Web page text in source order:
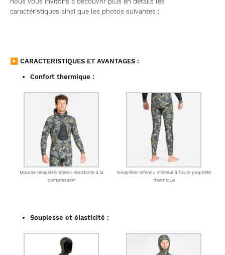
caractéristiques ainsi que les photos suivantes :
▶ CARACTERISTIQUES ET AVANTAGES :
Confort thermique :
Mousse néoprène Sheiko résistante à la
compression
Néoprène refendu intérieur à haute propriété
thermique
Souplesse et élasticité :